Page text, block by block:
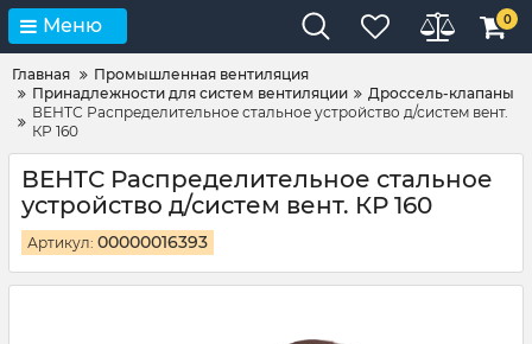
Меню 0
Главная
Промышленная вентиляция
Принадлежности для систем вентиляции
Дроссель-клапаны
ВЕНТС Распределительное стальное устройство д/систем вент.
КР 160
ВЕНТС Распределительное стальное
устройство д/систем вент. КР 160
Артикул: 00000016393